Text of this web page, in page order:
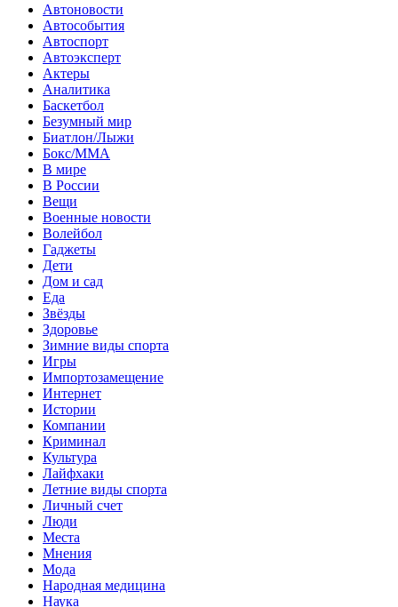
Автоновости
Автособытия
Автоспорт
Автоэксперт
Актеры
Аналитика
Баскетбол
Безумный мир
Биатлон/Лыжи
Бокс/MMA
В мире
В России
Вещи
Военные новости
Волейбол
Гаджеты
Дети
Дом и сад
Еда
Звёзды
Здоровье
Зимние виды спорта
Игры
Импортозамещение
Интернет
Истории
Компании
Криминал
Культура
Лайфхаки
Летние виды спорта
Личный счет
Люди
Места
Мнения
Мода
Народная медицина
Наука